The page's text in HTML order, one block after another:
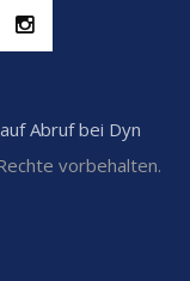
Abruf bei Dyn
vorbehalten.